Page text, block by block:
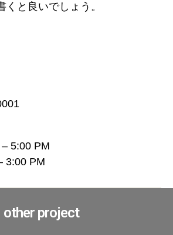
くと良いでしょう。
5:00 PM
3:00 PM
other project